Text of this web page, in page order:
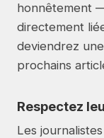
honnêtement
directement
deviendrez
prochains
Respectez
Les